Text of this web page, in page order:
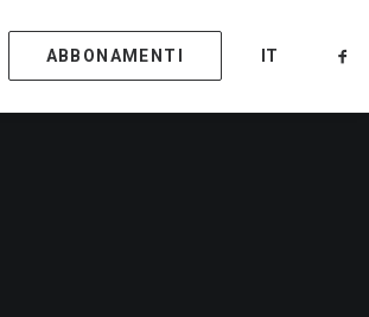
ABBONAMENTI IT